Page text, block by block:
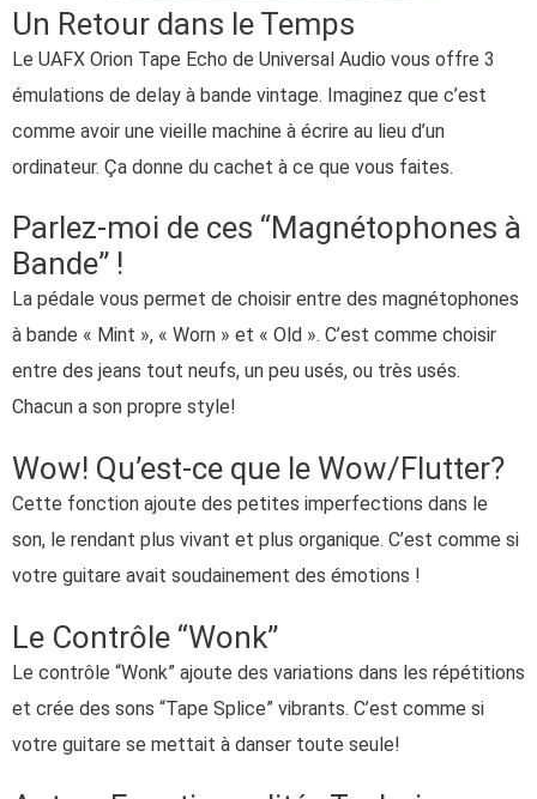
Un Retour dans le Temps
Le UAFX Orion Tape Echo de Universal Audio vous offre 3
émulations de delay à bande vintage. Imaginez que c’est
comme avoir une vieille machine à écrire au lieu d’un
ordinateur. Ça donne du cachet à ce que vous faites.
Parlez-moi de ces “Magnétophones à
Bande” !
La pédale vous permet de choisir entre des magnétophones
à bande « Mint », « Worn » et « Old ». C’est comme choisir
entre des jeans tout neufs, un peu usés, ou très usés.
Chacun a son propre style!
Wow! Qu’est-ce que le Wow/Flutter?
Cette fonction ajoute des petites imperfections dans le
son, le rendant plus vivant et plus organique. C’est comme si
votre guitare avait soudainement des émotions !
Le Contrôle “Wonk”
Le contrôle “Wonk” ajoute des variations dans les répétitions
et crée des sons “Tape Splice” vibrants. C’est comme si
votre guitare se mettait à danser toute seule!